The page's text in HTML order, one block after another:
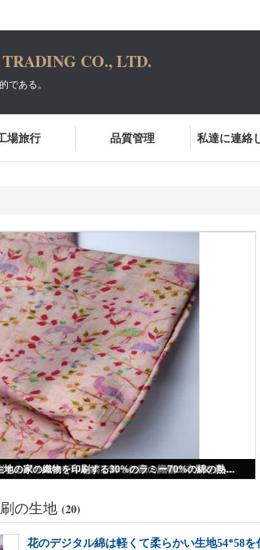
CO., LTD.
である。
場旅行 品質管理 私達に連絡
花のデジタル綿は軽くて柔らかい生地54*58を伸ばすためにスパンデックスを印刷した
の生地 (20)
花のデジタル綿は軽くて柔らかい生地54*58